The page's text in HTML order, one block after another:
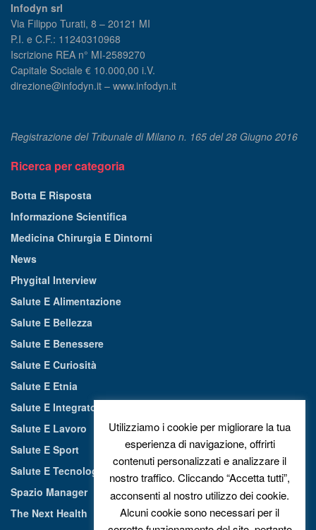
Infodyn srl
Via Filippo Turati, 8 – 20121 MI
P.I. e C.F.: 11240310968
Iscrizione REA n° MI-2589270
Capitale Sociale € 10.000,00 i.V.
direzione@infodyn.it – www.infodyn.it
Registrazione del Tribunale di Milano n. 165 del 28 Giugno 2016
Ricerca per categoria
Botta E Risposta
Informazione Scientifica
Medicina Chirurgia E Dintorni
News
Phygital Interview
Salute E Alimentazione
Salute E Bellezza
Salute E Benessere
Salute E Curiosità
Salute E Etnia
Salute E Integratori Alimentari
Salute E Lavoro
Salute E Sport
Salute E Tecnologia
Spazio Manager
The Next Health
Utilizziamo i cookie per migliorare la tua
esperienza di navigazione, offrirti
contenuti personalizzati e analizzare il
nostro traffico. Cliccando “Accetta tutti”,
acconsenti al nostro utilizzo dei cookie.
Alcuni cookie sono necessari per il